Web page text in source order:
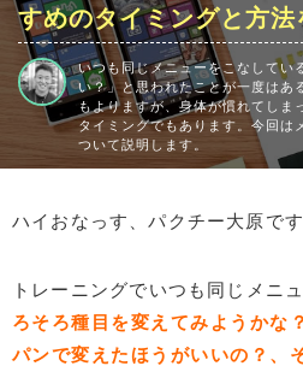
すめのタイミングと方法
いつも同じメニューをこなしてい
い？」と思われたことが一度はあ
もよりますが、身体が慣れてしま
タイミングでもあります。今回は
ついて説明します。
ハイおなっす、パクチー大原です
トレーニングでいつも同じメニ
ろそろ種目を変えてみようかな
パンで変えたほうがいいの？、